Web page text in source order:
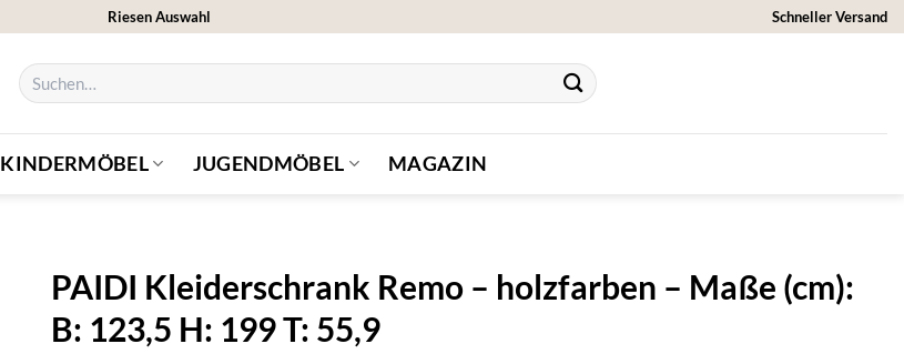
Riesen Auswahl Schneller Versand
Suchen
nach:
KINDERMÖBEL JUGENDMÖBEL MAGAZIN
PAIDI Kleiderschrank Remo – holzfarben – Maße (cm):
B: 123,5 H: 199 T: 55,9